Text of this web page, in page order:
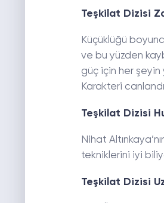
Teşkilat Dizisi
Küçüklüğü
ve bu yüzden
güç için her
Karakteri
Teşkilat Dizisi
Nihat
tekniklerini iyi
Teşkilat Dizisi